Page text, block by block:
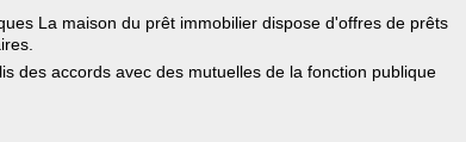
La maison du prêt immobilier dispose d'offres de prêts
des accords avec des mutuelles de la fonction publique